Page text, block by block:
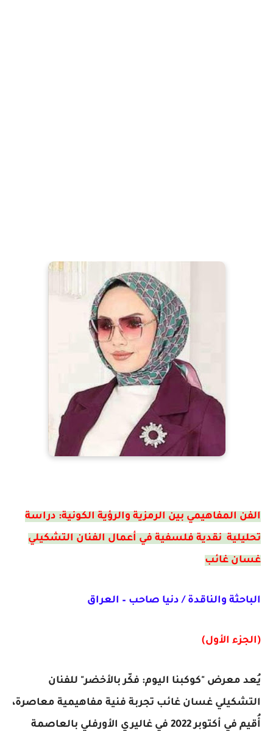
الفن المفاهيمي بين الرمزية والرؤية الكونية: دراسة
تحليلية نقدية فلسفية في أعمال الفنان التشكيلي
غسان غائب
الباحثة والناقدة / دنيا صاحب – العراق
(الجزء الأول)
يُعد معرض "كوكبنا اليوم: فكّر بالأخضر" للفنان
التشكيلي غسان غائب تجربة فنية مفاهيمية معاصرة،
أُقيم في أكتوبر 2022 في غاليري الأورفلي بالعاصمة